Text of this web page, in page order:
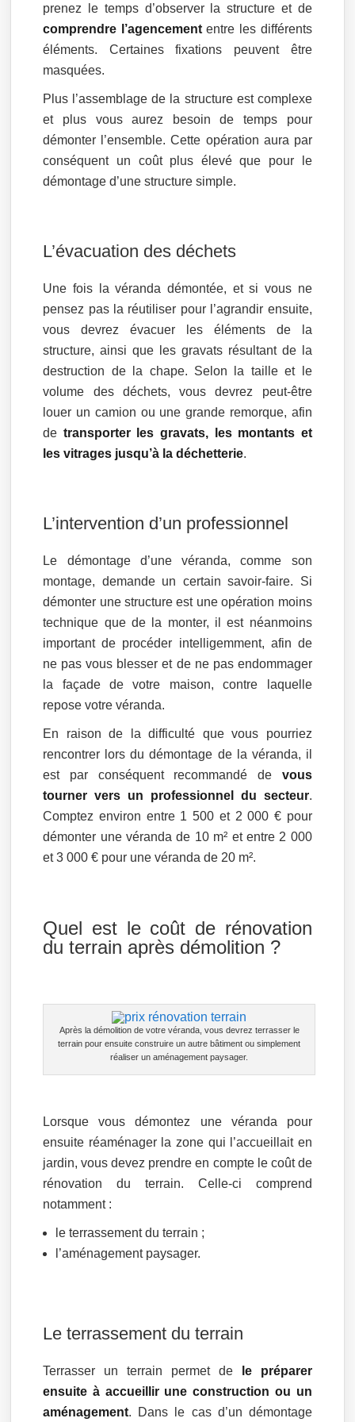
prenez le temps d’observer la structure et de
comprendre l’agencemententre les différents
éléments. Certaines fixations peuvent être
masquées.
Plus l’assemblage de la structure est complexe
et plus vous aurez besoin de temps pour
démonter l’ensemble. Cette opération aura par
conséquent un coût plus élevé que pour le
démontage d’une structure simple.
L’évacuation des déchets
Une fois la véranda démontée, et si vous ne
pensez pas la réutiliser pour l’agrandir ensuite,
vous devrez évacuer les éléments de la
structure, ainsi que les gravats résultant de la
destruction de la chape. Selon la taille et le
volume des déchets, vous devrez peut-être
louer un camion ou une grande remorque, afin
de transporter les gravats, les montants et
les vitrages jusqu’à la déchetterie.
L’intervention d’un professionnel
Le démontage d’une véranda, comme son
montage, demande un certain savoir-faire. Si
démonter une structure est une opération moins
technique que de la monter, il est néanmoins
important de procéder intelligemment, afin de
ne pas vous blesser et de ne pas endommager
la façade de votre maison, contre laquelle
repose votre véranda.
En raison de la difficulté que vous pourriez
rencontrer lors du démontage de la véranda, il
est par conséquent recommandé de vous
tourner vers un professionnel du secteur.
Comptez environ entre 1 500 et 2 000 € pour
démonter une véranda de 10 m² et entre 2 000
et 3 000 € pour une véranda de 20 m².
Quel est le coût de rénovation
du terrain après démolition ?
Après la démolition de votre véranda, vous devrez terrasser le
terrain pour ensuite construire un autre bâtiment ou simplement
réaliser un aménagement paysager.
Lorsque vous démontez une véranda pour
ensuite réaménager la zone qui l’accueillait en
jardin, vous devez prendre en compte le coût de
rénovation du terrain. Celle-ci comprend
notamment :
le terrassement du terrain ;
l’aménagement paysager.
Le terrassement du terrain
Terrasser un terrain permet de
le préparer
ensuite à accueillir une construction ou un
aménagement. Dans le cas d’un démontage